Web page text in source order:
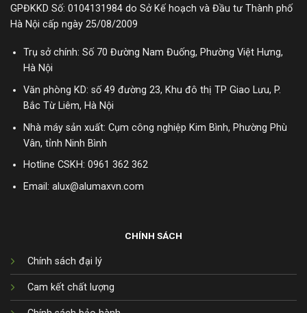
GPĐKKD Số: 0104131984 do Sở Kế hoạch và Đầu tư Thành phố
Hà Nội cấp ngày 25/08/2009
Trụ sở chính: Số 70 Đường Nam Đuống, Phường Việt Hưng,
Hà Nội
Văn phòng KD: số 49 đường 23, Khu đô thị TP Giao Lưu, P.
Bắc Từ Liêm, Hà Nội
Nhà máy sản xuất: Cụm công nghiệp Kim Bình, Phường Phù
Vân, tỉnh Ninh Bình
Hotline CSKH: 0961 362 362
Email: alux@alumaxvn.com
CHÍNH SÁCH
Chính sách đại lý
Cam kết chất lượng